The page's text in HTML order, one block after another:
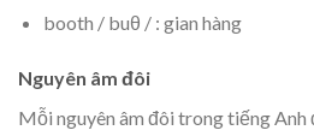
booth / buθ / : gian hàng
Nguyên âm đôi
Mỗi nguyên âm đôi trong tiếng